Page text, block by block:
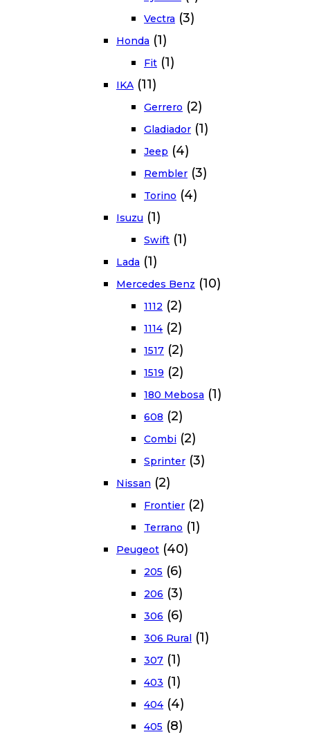
Vectra (3)
Honda (1)
Fit (1)
IKA (11)
Gerrero (2)
Gladiador (1)
Jeep (4)
Rembler (3)
Torino (4)
Isuzu (1)
Swift (1)
Lada (1)
Mercedes Benz (10)
1112 (2)
1114 (2)
1517 (2)
1519 (2)
180 Mebosa (1)
608 (2)
Combi (2)
Sprinter (3)
Nissan (2)
Frontier (2)
Terrano (1)
Peugeot (40)
205 (6)
206 (3)
306 (6)
306 Rural (1)
307 (1)
403 (1)
404 (4)
405 (8)